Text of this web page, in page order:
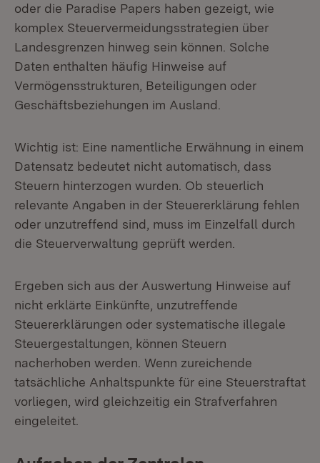
oder die Paradise Papers haben gezeigt, wie
komplex Steuervermeidungsstrategien über
Landesgrenzen hinweg sein können. Solche
Daten enthalten häufig Hinweise auf
Vermögensstrukturen, Beteiligungen oder
Geschäftsbeziehungen im Ausland.
Wichtig ist: Eine namentliche Erwähnung in einem
Datensatz bedeutet nicht automatisch, dass
Steuern hinterzogen wurden. Ob steuerlich
relevante Angaben in der Steuererklärung fehlen
oder unzutreffend sind, muss im Einzelfall durch
die Steuerverwaltung geprüft werden.
Ergeben sich aus der Auswertung Hinweise auf
nicht erklärte Einkünfte, unzutreffende
Steuererklärungen oder systematische illegale
Steuergestaltungen, können Steuern
nacherhoben werden. Wenn zureichende
tatsächliche Anhaltspunkte für eine Steuerstraftat
vorliegen, wird gleichzeitig ein Strafverfahren
eingeleitet.